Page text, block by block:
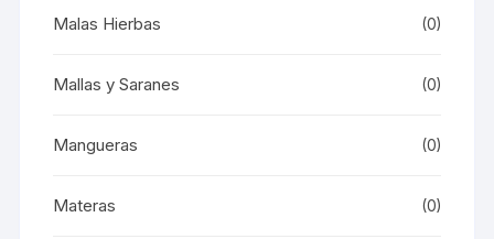
Malas Hierbas (0)
Mallas y Saranes (0)
Mangueras (0)
Materas (0)